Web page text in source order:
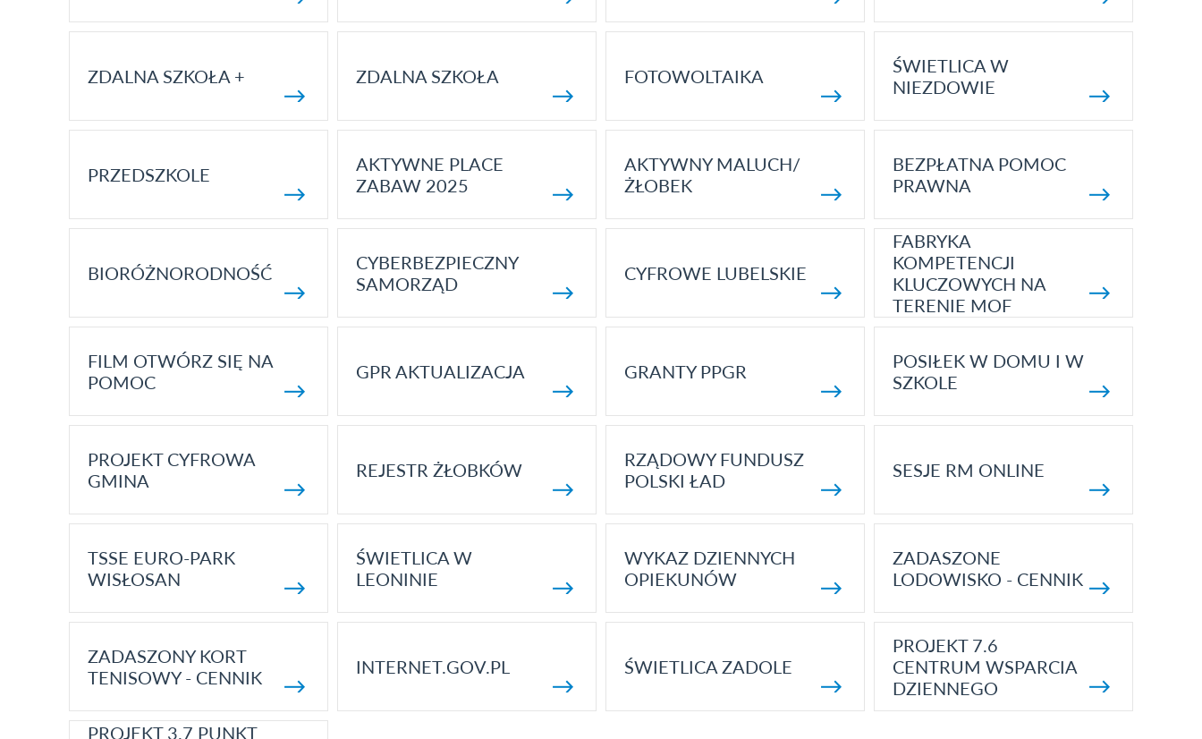
ZDALNA SZKOŁA + ZDALNA SZKOŁA FOTOWOLTAIKA
ŚWIETLICA W
NIEZDOWIE
PRZEDSZKOLE
AKTYWNE PLACE
ZABAW 2025
AKTYWNY MALUCH/
ŻŁOBEK
BEZPŁATNA POMOC
PRAWNA
BIORÓŻNORODNOŚĆ
CYBERBEZPIECZNY
SAMORZĄD
CYFROWE LUBELSKIE
FABRYKA
KOMPETENCJI
KLUCZOWYCH NA
TERENIE MOF
FILM OTWÓRZ SIĘ NA
POMOC
GPR AKTUALIZACJA GRANTY PPGR
POSIŁEK W DOMU I W
SZKOLE
PROJEKT CYFROWA
GMINA
REJESTR ŻŁOBKÓW
RZĄDOWY FUNDUSZ
POLSKI ŁAD
SESJE RM ONLINE
TSSE EURO-PARK
WISŁOSAN
ŚWIETLICA W
LEONINIE
WYKAZ DZIENNYCH
OPIEKUNÓW
ZADASZONE
LODOWISKO - CENNIK
ZADASZONY KORT
TENISOWY - CENNIK
INTERNET.GOV.PL ŚWIETLICA ZADOLE
PROJEKT 7.6
CENTRUM WSPARCIA
DZIENNEGO
PROJEKT 3.7 PUNKT